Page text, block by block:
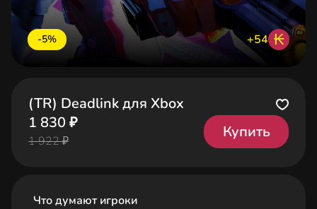
-5% +54 ₭
(TR) Deadlink для Xbox
1 830 ₽
1 922 ₽
Купить
Что думают игроки